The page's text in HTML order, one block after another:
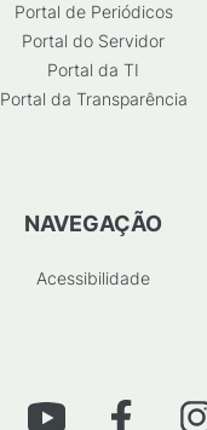
Portal de Periódicos
Portal do Servidor
Portal da TI
Portal da Transparência
NAVEGAÇÃO
Acessibilidade